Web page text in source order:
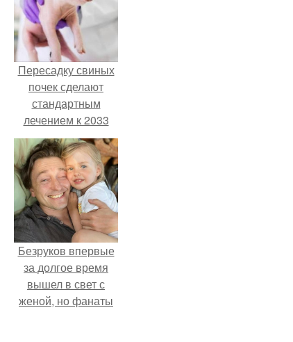
Пересадку свиных
почек сделают
стандартным
лечением к 2033
году в Японии.
Безруков впервые
за долгое время
вышел в свет с
женой, но фанаты